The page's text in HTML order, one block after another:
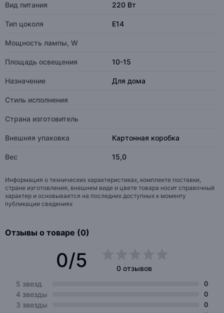
Вид питания 220 Вт
Тип цоколя E14
Мощность лампы, W
Площадь освещения 10-15
Назначение Для дома
Стиль исполнения
Страна изготовитель
Внешняя упаковка Картонная коробка
Вес 15,0
Информация о технических характеристиках, комплекте поставки,
стране изготовления, внешнем виде и цвете товара носит справочный
характер и основывается на последних доступных к моменту
публикации сведениях
Отзывы о товаре (0)
0/5
0 отзывов
5 звезд
0
4 звезды 0
3 звезды 0